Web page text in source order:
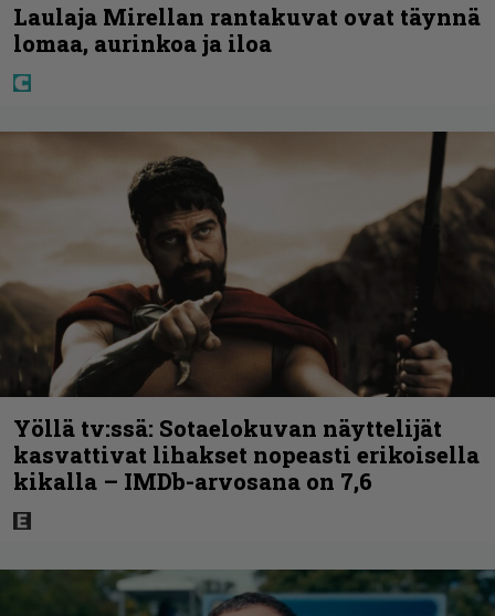
Laulaja Mirellan rantakuvat ovat täynnä
lomaa, aurinkoa ja iloa
Yöllä tv:ssä: Sotaelokuvan näyttelijät
kasvattivat lihakset nopeasti erikoisella
kikalla – IMDb-arvosana on 7,6